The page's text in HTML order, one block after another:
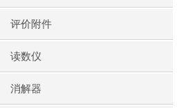
评价附件
读数仪
消解器